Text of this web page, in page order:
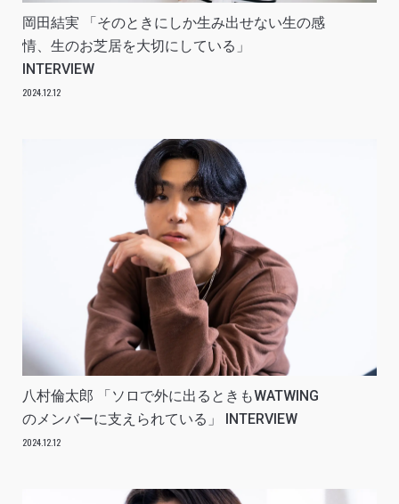
岡田結実 「そのときにしか生み出せない生の感
情、生のお芝居を大切にしている」
INTERVIEW
2024.12.12
八村倫太郎 「ソロで外に出るときもWATWING
のメンバーに支えられている」 INTERVIEW
2024.12.12